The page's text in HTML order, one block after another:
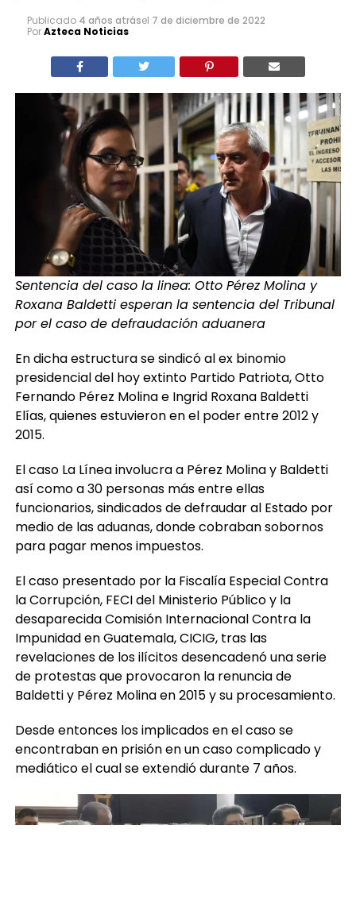
Publicado 4 años atrásel 7 de diciembre de 2022
PorAzteca Noticias
Sentencia del caso la linea: Otto Pérez Molina y
Roxana Baldetti esperan la sentencia del Tribunal
por el caso de defraudación aduanera
En dicha estructura se sindicó al ex binomio
presidencial del hoy extinto Partido Patriota, Otto
Fernando Pérez Molina e Ingrid Roxana Baldetti
Elías, quienes estuvieron en el poder entre 2012 y
2015.
El caso La Línea involucra a Pérez Molina y Baldetti
así como a 30 personas más entre ellas
funcionarios, sindicados de defraudar al Estado por
medio de las aduanas, donde cobraban sobornos
para pagar menos impuestos.
El caso presentado por la Fiscalía Especial Contra
la Corrupción, FECI del Ministerio Público y la
desaparecida Comisión Internacional Contra la
Impunidad en Guatemala, CICIG, tras las
revelaciones de los ilícitos desencadenó una serie
de protestas que provocaron la renuncia de
Baldetti y Pérez Molina en 2015 y su procesamiento.
Desde entonces los implicados en el caso se
encontraban en prisión en un caso complicado y
mediático el cual se extendió durante 7 años.